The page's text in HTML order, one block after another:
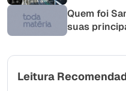
Quem foi
suas
Leitura